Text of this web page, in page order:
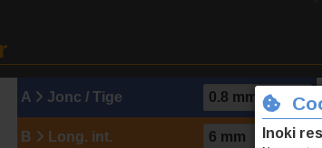
A Jonc / Tige
B Long. int.